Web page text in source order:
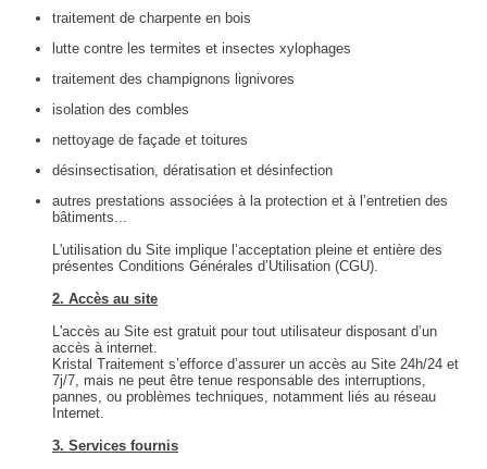
traitement de charpente en bois
lutte contre les termites et insectes xylophages
traitement des champignons lignivores
isolation des combles
nettoyage de façade et toitures
désinsectisation, dératisation et désinfection
autres prestations associées à la protection et à l’entretien des
bâtiments...
L'utilisation du Site implique l’acceptation pleine et entière des
présentes Conditions Générales d’Utilisation (CGU).
2. Accès au site
L'accès au Site est gratuit pour tout utilisateur disposant d’un
accès à internet.
Kristal Traitement s’efforce d’assurer un accès au Site 24h/24 et
7j/7, mais ne peut être tenue responsable des interruptions,
pannes, ou problèmes techniques, notamment liés au réseau
Internet.
3. Services fournis